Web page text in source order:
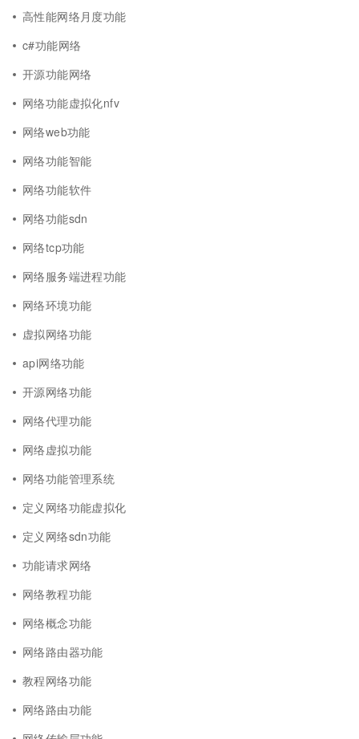
高性能网络月度功能
c#功能网络
开源功能网络
网络功能虚拟化nfv
网络web功能
网络功能智能
网络功能软件
网络功能sdn
网络tcp功能
网络服务端进程功能
网络环境功能
虚拟网络功能
api网络功能
开源网络功能
网络代理功能
网络虚拟功能
网络功能管理系统
定义网络功能虚拟化
定义网络sdn功能
功能请求网络
网络教程功能
网络概念功能
网络路由器功能
教程网络功能
网络路由功能